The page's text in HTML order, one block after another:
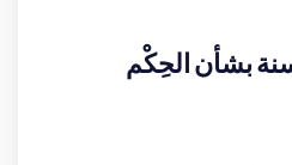
بشأن الحِكْم